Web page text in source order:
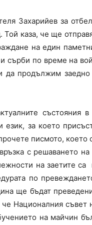
Захарийев за
Той каза, че ще
на един
сърби по време на
да продължим
състояния
език, за което
писмото, което
с решаването
на заетите
по
ще бъдат
Националния съвет
на майчин